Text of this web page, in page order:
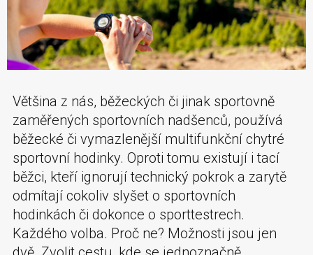
Většina z nás, běžeckých či jinak sportovně
zaměřených sportovních nadšenců, používá
běžecké či vymazlenější multifunkční chytré
sportovní hodinky. Oproti tomu existují i tací
běžci, kteří ignorují technický pokrok a zarytě
odmítají cokoliv slyšet o sportovních
hodinkách či dokonce o sporttestrech.
Každého volba. Proč ne? Možnosti jsou jen